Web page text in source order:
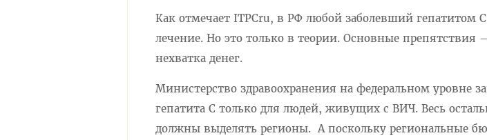
Как отмечает ITPCru, в РФ любой заболевший гепатитом
лечение. Но это только в теории. Основные препятствия
нехватка денег.
Министерство здравоохранения на федеральном уровне
гепатита С только для людей, живущих с ВИЧ. Весь
должны выделять регионы. А поскольку региональные